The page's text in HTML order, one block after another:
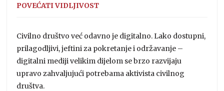
POVEĆATI VIDLJIVOST
Civilno društvo već odavno je digitalno. Lako dostupni,
prilagodljivi, jeftini za pokretanje i održavanje –
digitalni mediji velikim dijelom se brzo razvijaju
upravo zahvaljujući potrebama aktivista civilnog
društva.